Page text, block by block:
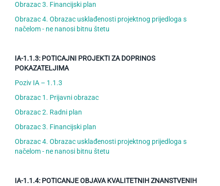
Obrazac 3. Financijski plan
Obrazac 4. Obrazac usklađenosti projektnog prijedloga s
načelom - ne nanosi bitnu štetu
IA-1.1.3: POTICAJNI PROJEKTI ZA DOPRINOS
POKAZATELJIMA
Poziv IA – 1.1.3
Obrazac 1. Prijavni obrazac
Obrazac 2. Radni plan
Obrazac 3. Financijski plan
Obrazac 4. Obrazac usklađenosti projektnog prijedloga s
načelom - ne nanosi bitnu štetu
IA-1.1.4: POTICANJE OBJAVA KVALITETNIH ZNANSTVENIH